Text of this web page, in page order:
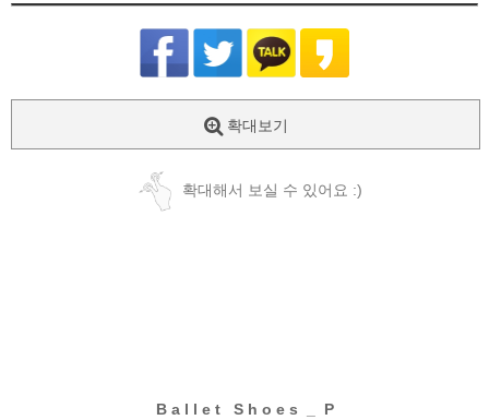
확대보기
확대해서 보실 수 있어요 :)
B a l l e t S h o e s _ P